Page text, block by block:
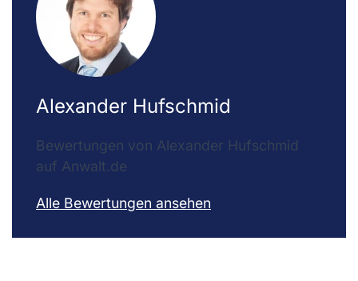
Alexander Hufschmid
Bewertungen von Alexander Hufschmid
auf Anwalt.de
Alle Bewertungen ansehen